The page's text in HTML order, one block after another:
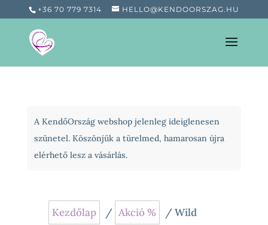
+36 70 779 7314 HELLO@KENDOORSZAG.HU
A KendőOrszág webshop jelenleg ideiglenesen
szünetel. Köszönjük a türelmed, hamarosan újra
elérhető lesz a vásárlás.
Kezdőlap / Akció %
/ Wild